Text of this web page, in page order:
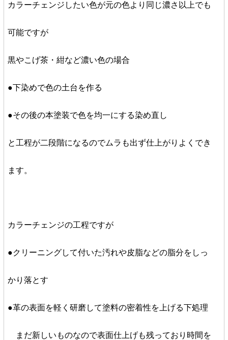
カラーチェンジしたい色が元の色より同じ濃さ以上でも
可能ですが
黒やこげ茶・紺など濃い色の場合
●下染めで色の土台を作る
●その後の本塗装で色を均一にする染め直し
と工程が二段階になるのでムラも出ず仕上がりよくでき
ます。
カラーチェンジの工程ですが
●クリーニングして付いた汚れや皮脂などの脂分をしっ
かり落とす
●革の表面を軽く研磨して塗料の密着性を上げる下処理
まだ新しいものなので表面仕上げも残っており時間を